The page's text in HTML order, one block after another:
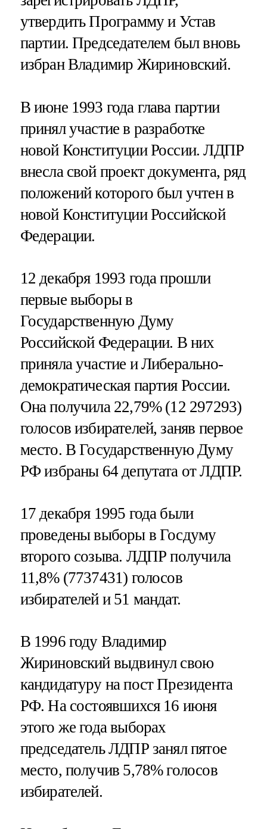
утвердить Программу и Устав
партии. Председателем был вновь
избран Владимир Жириновский.
В июне 1993 года глава партии
принял участие в разработке
новой Конституции России. ЛДПР
внесла свой проект документа, ряд
положений которого был учтен в
новой Конституции Российской
Федерации.
12 декабря 1993 года прошли
первые выборы в
Государственную Думу
Российской Федерации. В них
приняла участие и Либерально-
демократическая партия России.
Она получила 22,79% (12 297293)
голосов избирателей, заняв первое
место. В Государственную Думу
РФ избраны 64 депутата от ЛДПР.
17 декабря 1995 года были
проведены выборы в Госдуму
второго созыва. ЛДПР получила
11,8% (7737431) голосов
избирателей и 51 мандат.
В 1996 году Владимир
Жириновский выдвинул свою
кандидатуру на пост Президента
РФ. На состоявшихся 16 июня
этого же года выборах
председатель ЛДПР занял пятое
место, получив 5,78% голосов
избирателей.